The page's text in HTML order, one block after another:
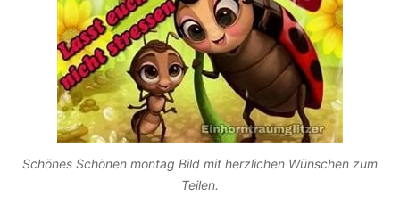
Schönes Schönen montag Bild mit herzlichen Wünschen zum
Teilen.